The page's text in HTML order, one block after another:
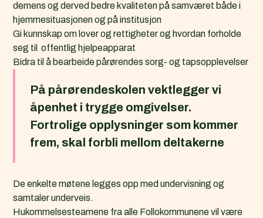
i
.
i
demens og derved bedre kvaliteten på samværet både i
hjemmesituasjonen og på institusjon
Gi kunnskap om lover og rettigheter og hvordan forholde
seg til offentlig hjelpeapparat
Bidra til å bearbeide pårørendes sorg- og tapsopplevelser
På pårørendeskolen vektlegger vi
åpenhet i trygge omgivelser.
Fortrolige opplysninger som kommer
frem, skal forbli mellom deltakerne
De enkelte møtene legges opp med undervisning og
samtaler underveis.
Hukommelsesteamene fra alle Follokommunene vil være